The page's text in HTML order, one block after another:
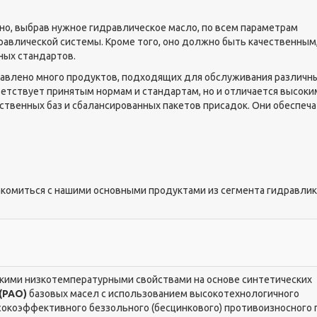
выбрав нужное гидравлическое масло, по всем параметрам
системы. Кроме того, оно должно быть качественным,
стандартов.
много продуктов, подходящих для обслуживания
принятым нормам и стандартам, но и отличается
баз и сбалансированных пакетов присадок. Они
с нашими основными продуктами из сегмента
низкотемпературными свойствами на основе синтетических
базовых масел с использованием высокотехнологичного
беззольного (бесцинкового) противоизносного